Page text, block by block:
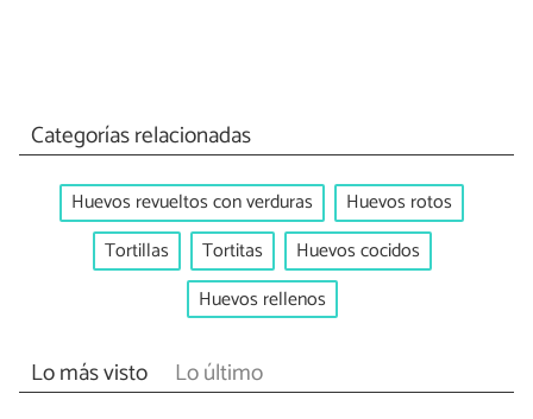
Categorías relacionadas
Huevos revueltos con verduras
Huevos rotos
Tortillas
Tortitas
Huevos cocidos
Huevos rellenos
Lo más visto Lo último